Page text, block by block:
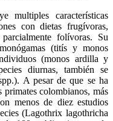
multiples características
con dietas frugívoras,
folívoras. Su
(titís y monos
(monos ardilla y
diurnas, también se
A pesar de que se ha
colombianos, más
menos de diez estudios
(Lagothrix lagothricha